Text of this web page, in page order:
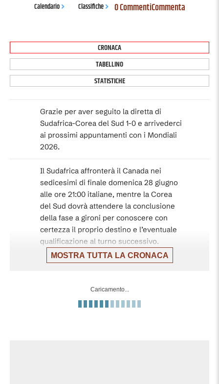
Calendario Classifiche 0 CommentiCommenta
CRONACA
TABELLINO
STATISTICHE
Grazie per aver seguito la diretta di
Sudafrica-Corea del Sud 1-0 e arrivederci
ai prossimi appuntamenti con i Mondiali
2026.
Il Sudafrica affronterà il Canada nei
sedicesimi di finale domenica 28 giugno
alle ore 21:00 italiane, mentre la Corea
del Sud dovrà attendere la conclusione
della fase a gironi per conoscere con
certezza il proprio destino e l’eventuale
qualificazione al turno successivo.
Gara che nel primo tempo ha offerto
sbloccata intorno all’ora di gioco grazie
all’assist del subentrato Moremi per
MOSTRA TUTTA LA CRONACA
Caricamento...